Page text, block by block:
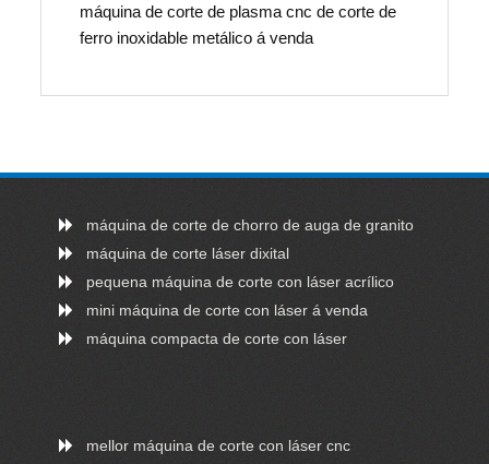
máquina de corte de plasma cnc de corte de
ferro inoxidable metálico á venda
máquina de corte de chorro de auga de granito
máquina de corte láser dixital
pequena máquina de corte con láser acrílico
mini máquina de corte con láser á venda
máquina compacta de corte con láser
mellor máquina de corte con láser cnc